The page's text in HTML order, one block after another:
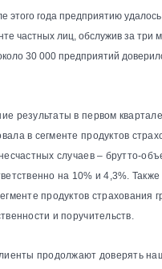
этого года предприятию
частных лиц, обслужив за три
30 000 предприятий
результаты в первом
в сегменте продуктов
случаев – брутто-
на 10% и 4,3%.
продуктов страхования
и поручительств.
продолжают доверять